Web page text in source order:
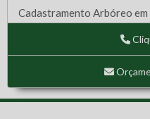
Cadastramento Arbóreo em
Cadastramento Arbóreo em
Cadastramento Arbóreo em
Cadastramento Arbóreo em
Cadastramento Arbóreo na